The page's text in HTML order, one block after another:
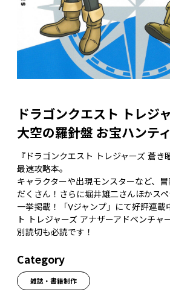
ドラゴンクエスト トレジ
大空の羅針盤 お宝ハンテ
『ドラゴンクエスト トレジャーズ 蒼
最速攻略本。
キャラクターや出現モンスターなど、
だくさん！さらに堀井雄二さんほかス
一挙掲載！「Vジャンプ」にて好評連載
ト トレジャーズ アナザーアドベンチャ
別読切も必読です！
Category
雑誌・書籍制作